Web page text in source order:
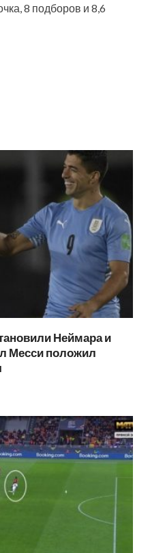
8 подборов и 8,6
Неймара и
Месси положил